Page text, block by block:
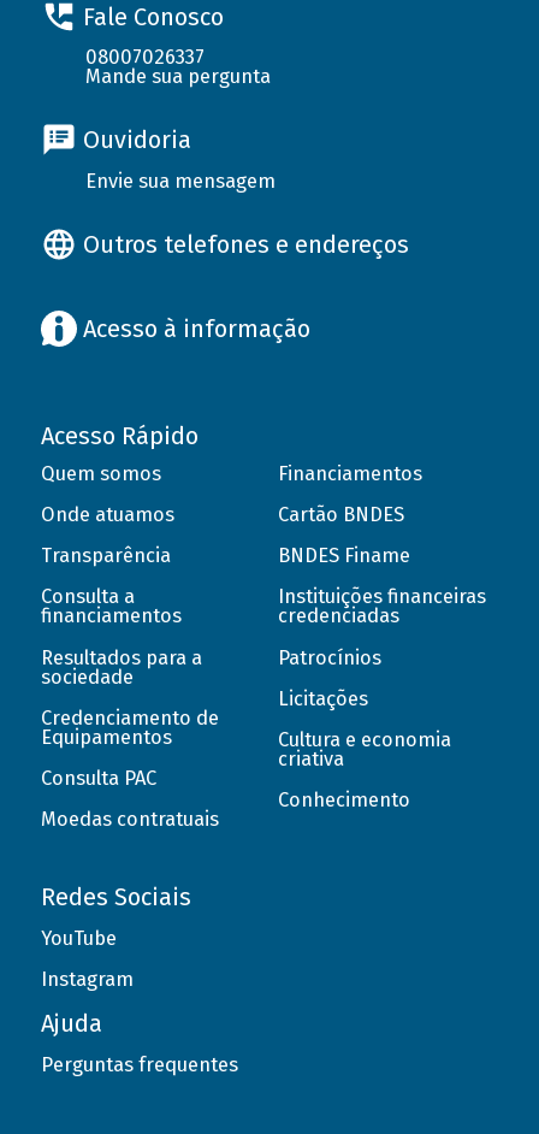
Fale Conosco
08007026337
Mande sua pergunta
Ouvidoria
Envie sua mensagem
Outros telefones e endereços
Acesso à informação
Acesso Rápido
Quem somos
Onde atuamos
Transparência
Consulta a
financiamentos
Resultados para a
sociedade
Credenciamento de
Equipamentos
Consulta PAC
Moedas contratuais
Financiamentos
Cartão BNDES
BNDES Finame
Instituições financeiras
credenciadas
Patrocínios
Licitações
Cultura e economia
criativa
Conhecimento
Redes Sociais
YouTube
Instagram
Ajuda
Perguntas frequentes